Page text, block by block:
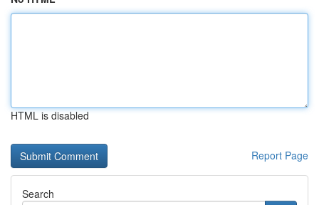
HTML is disabled
Report Page
Search